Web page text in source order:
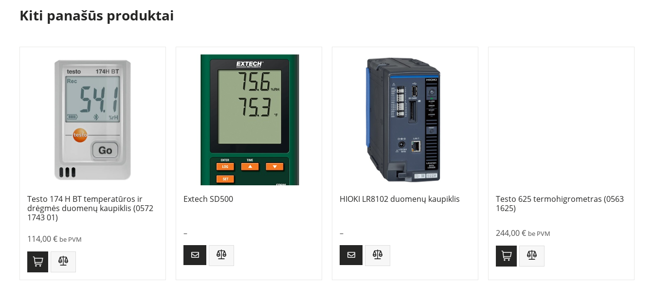
Kiti panašūs produktai
Testo 174 H BT temperatūros ir
drėgmės duomenų kaupiklis (0572
1743 01)
114,00€ be PVM
Extech SD500
–
HIOKI LR8102 duomenų kaupiklis
–
Testo 625 termohigrometras (0563
1625)
244,00€ be PVM